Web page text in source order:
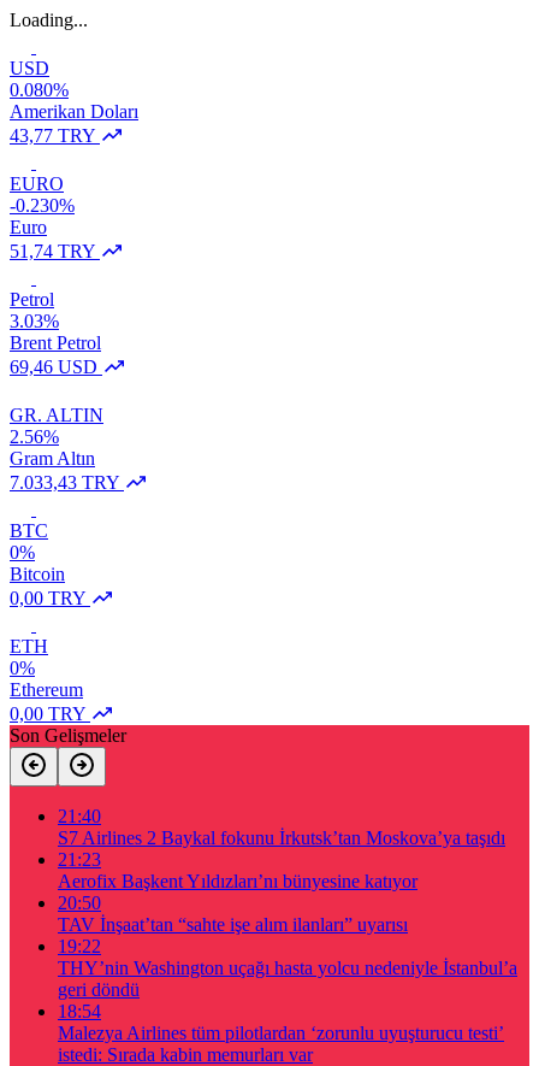
Loading...
USD
0.080%
Amerikan Doları
43,77 TRY
EURO
-0.230%
Euro
51,74 TRY
Petrol
3.03%
Brent Petrol
69,46 USD
GR. ALTIN
2.56%
Gram Altın
7.033,43 TRY
BTC
0%
Bitcoin
0,00 TRY
ETH
0%
Ethereum
0,00 TRY
Son Gelişmeler
21:40
S7 Airlines 2 Baykal fokunu İrkutsk’tan Moskova’ya taşıdı
21:23
Aerofix Başkent Yıldızları’nı bünyesine katıyor
20:50
TAV İnşaat’tan “sahte işe alım ilanları” uyarısı
19:22
THY’nin Washington uçağı hasta yolcu nedeniyle İstanbul’a
geri döndü
18:54
Malezya Airlines tüm pilotlardan ‘zorunlu uyuşturucu testi’
istedi: Sırada kabin memurları var